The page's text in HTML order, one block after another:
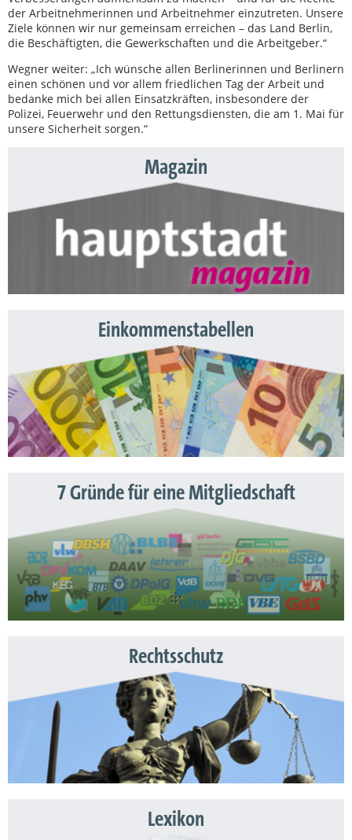
der Arbeitnehmerinnen und Arbeitnehmer einzutreten. Unsere
Ziele können wir nur gemeinsam erreichen – das Land Berlin,
die Beschäftigten, die Gewerkschaften und die Arbeitgeber.“
Wegner weiter: „Ich wünsche allen Berlinerinnen und Berlinern
einen schönen und vor allem friedlichen Tag der Arbeit und
bedanke mich bei allen Einsatzkräften, insbesondere der
Polizei, Feuerwehr und den Rettungsdiensten, die am 1. Mai für
unsere Sicherheit sorgen.“
Magazin
Einkommenstabellen
7 Gründe für eine Mitgliedschaft
Rechtsschutz
Lexikon